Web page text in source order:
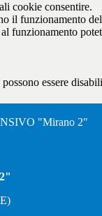
cookie consentire.
il funzionamento
funzionamento
essere
"Mirano 2"